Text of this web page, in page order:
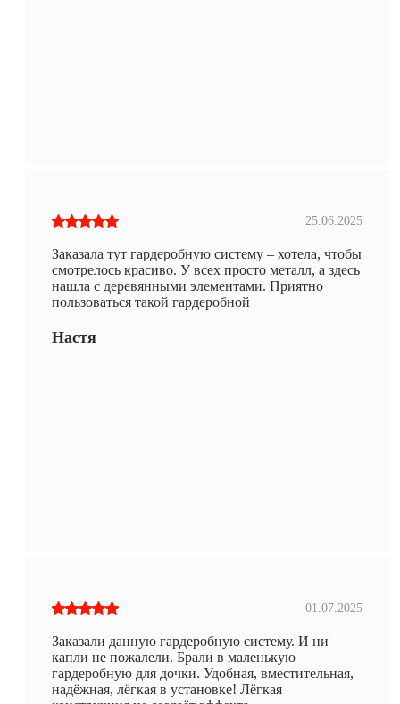
25.06.2025
Заказала тут гардеробную систему – хотела, чтобы
смотрелось красиво. У всех просто металл, а здесь
нашла с деревянными элементами. Приятно
пользоваться такой гардеробной
Настя
01.07.2025
Заказали данную гардеробную систему. И ни
капли не пожалели. Брали в маленькую
гардеробную для дочки. Удобная, вместительная,
надёжная, лёгкая в установке! Лёгкая